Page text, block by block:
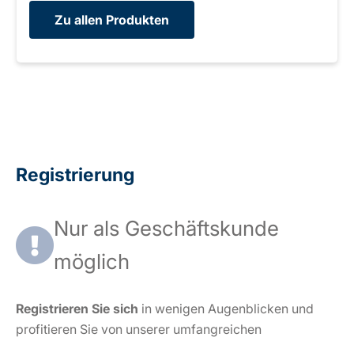
Zu allen Produkten
Registrierung
Nur als Geschäftskunde
möglich
Registrieren Sie sich in wenigen Augenblicken und
profitieren Sie von unserer umfangreichen